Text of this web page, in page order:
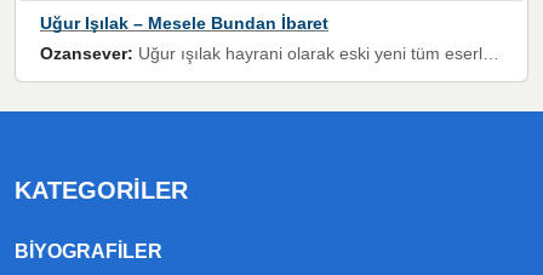
Uğur Işılak – Mesele Bundan İbaret
Ozansever: Uğur ışılak hayrani olarak eski yeni tüm eserlerini keyifle huzurla dinleyenlerden birisiyim, emeğine saygı duyan gönül veren bunu en güzel şekilde sevenlerine ulaştıran siz değerli sayfa yöneticilerine de teşekkür ederim
KATEGORILER
BIYOGRAFILER